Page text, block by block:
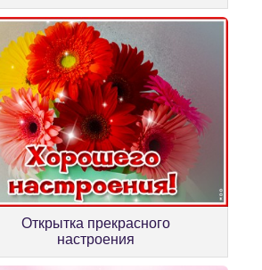
Открытка прекрасного
настроения